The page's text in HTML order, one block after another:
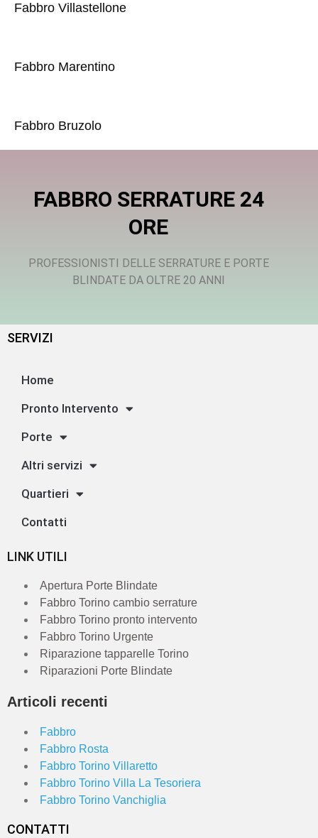
Fabbro Villastellone
Fabbro Marentino
Fabbro Bruzolo
FABBRO SERRATURE 24
ORE
PROFESSIONISTI DELLE SERRATURE E PORTE
BLINDATE DA OLTRE 20 ANNI
SERVIZI
Home
Pronto Intervento
Porte
Altri servizi
Quartieri
Contatti
LINK UTILI
Apertura Porte Blindate
Fabbro Torino cambio serrature
Fabbro Torino pronto intervento
Fabbro Torino Urgente
Riparazione tapparelle Torino
Riparazioni Porte Blindate
Articoli recenti
Fabbro
Fabbro Rosta
Fabbro Torino Villaretto
Fabbro Torino Villa La Tesoriera
Fabbro Torino Vanchiglia
CONTATTI